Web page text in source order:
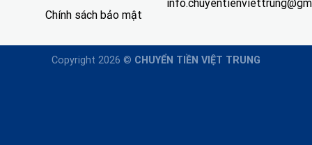
Chính sách bảo mật
Copyright 2026 © CHUYỂN TIỀN VIỆT TRUNG